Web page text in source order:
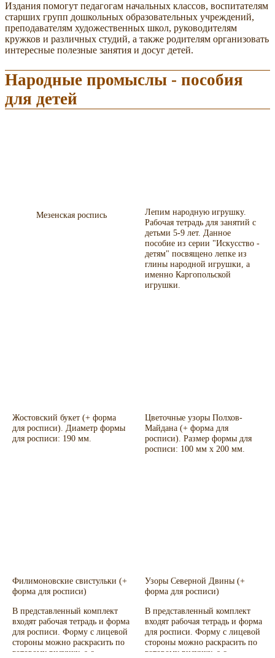
Издания помогут педагогам начальных классов, воспитателям
старших групп дошкольных образовательных учреждений,
преподавателям художественных школ, руководителям
кружков и различных студий, а также родителям организовать
интересные полезные занятия и досуг детей.
Народные промыслы - пособия
для детей
Мезенская роспись
Лепим народную игрушку.
Рабочая тетрадь для занятий с
детьми 5-9 лет. Данное
пособие из серии "Искусство -
детям" посвящено лепке из
глины народной игрушки, а
именно Каргопольской
игрушки.
Жостовский букет (+ форма
для росписи). Диаметр формы
для росписи: 190 мм.
Цветочные узоры Полхов-
Майдана (+ форма для
росписи). Размер формы для
росписи: 100 мм x 200 мм.
Филимоновские свистульки (+
форма для росписи)
В представленный комплект
входят рабочая тетрадь и форма
для росписи. Форму с лицевой
стороны можно раскрасить по
готовому рисунку, а с
Узоры Северной Двины (+
форма для росписи)
В представленный комплект
входят рабочая тетрадь и форма
для росписи. Форму с лицевой
стороны можно раскрасить по
готовому рисунку, а с